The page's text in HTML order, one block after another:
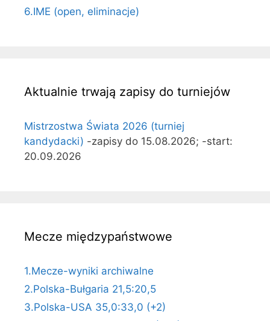
6.IME (open, eliminacje)
Aktualnie trwają zapisy do turniejów
Mistrzostwa Świata 2026 (turniej
kandydacki) -zapisy do 15.08.2026; -start:
20.09.2026
Mecze międzypaństwowe
1.Mecze-wyniki archiwalne
2.Polska-Bułgaria 21,5:20,5
3.Polska-USA 35,0:33,0 (+2)